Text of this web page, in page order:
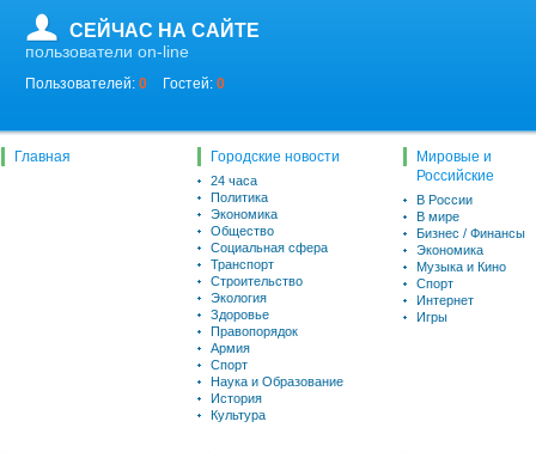
СЕЙЧАС НА САЙТЕ
пользователи on-line
Пользователей: 0 Гостей: 0
Главная Городские новости
24 часа
Политика
Экономика
Общество
Социальная сфера
Транспорт
Строительство
Экология
Здоровье
Правопорядок
Армия
Спорт
Наука и Образование
История
Культура
Мировые и
Российские
В России
В мире
Бизнес / Финансы
Экономика
Музыка и Кино
Спорт
Интернет
Игры